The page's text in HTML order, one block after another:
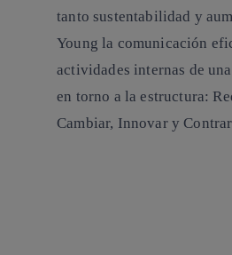
tanto sustentabilidad y
Young la comunicación
actividades internas de
en torno a la estructura:
Cambiar, Innovar y